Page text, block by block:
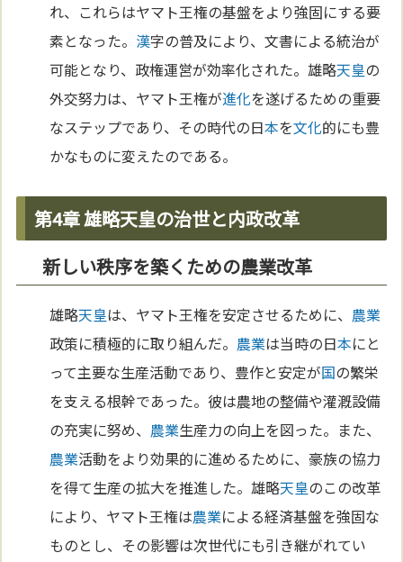
れ、これらはヤマト王権の基盤をより強固にする要
素となった。 漢字の普及により、文書による統治が
可能となり、政権運営が効率化された。雄略天皇の
外交努力は、ヤマト王権が進化を遂げるための重要
なステップであり、その時代の日本を文化的にも豊
かなものに変えたのである。
第4章 雄略天皇の治世と内政改革
新しい秩序を築くための農業改革
雄略天皇は、ヤマト王権を安定させるために、 農業
政策に積極的に取り組んだ。 農業は当時の日本にと
って主要な生産活動であり、豊作と安定が国の繁栄
を支える根幹であった。彼は農地の整備や灌漑設備
の充実に努め、 農業生産力の向上を図った。また、
農業活動をより効果的に進めるために、豪族の協力
を得て生産の拡大を推進した。雄略天皇のこの改革
により、ヤマト王権は農業による経済基盤を強固な
ものとし、その影響は次世代にも引き継がれてい